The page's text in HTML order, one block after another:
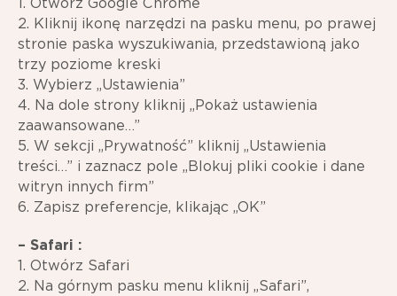
2. Kliknij ikonę narzędzi na pasku menu, po prawej
stronie paska wyszukiwania, przedstawioną jako
trzy poziome kreski
3. Wybierz „Ustawienia”
4. Na dole strony kliknij „Pokaż ustawienia
zaawansowane…”
5. W sekcji „Prywatność” kliknij „Ustawienia
treści…” i zaznacz pole „Blokuj pliki cookie i dane
witryn innych firm”
6. Zapisz preferencje, klikając „OK”
– Safari :
1. Otwórz Safari
2. Na górnym pasku menu kliknij „Safari”,